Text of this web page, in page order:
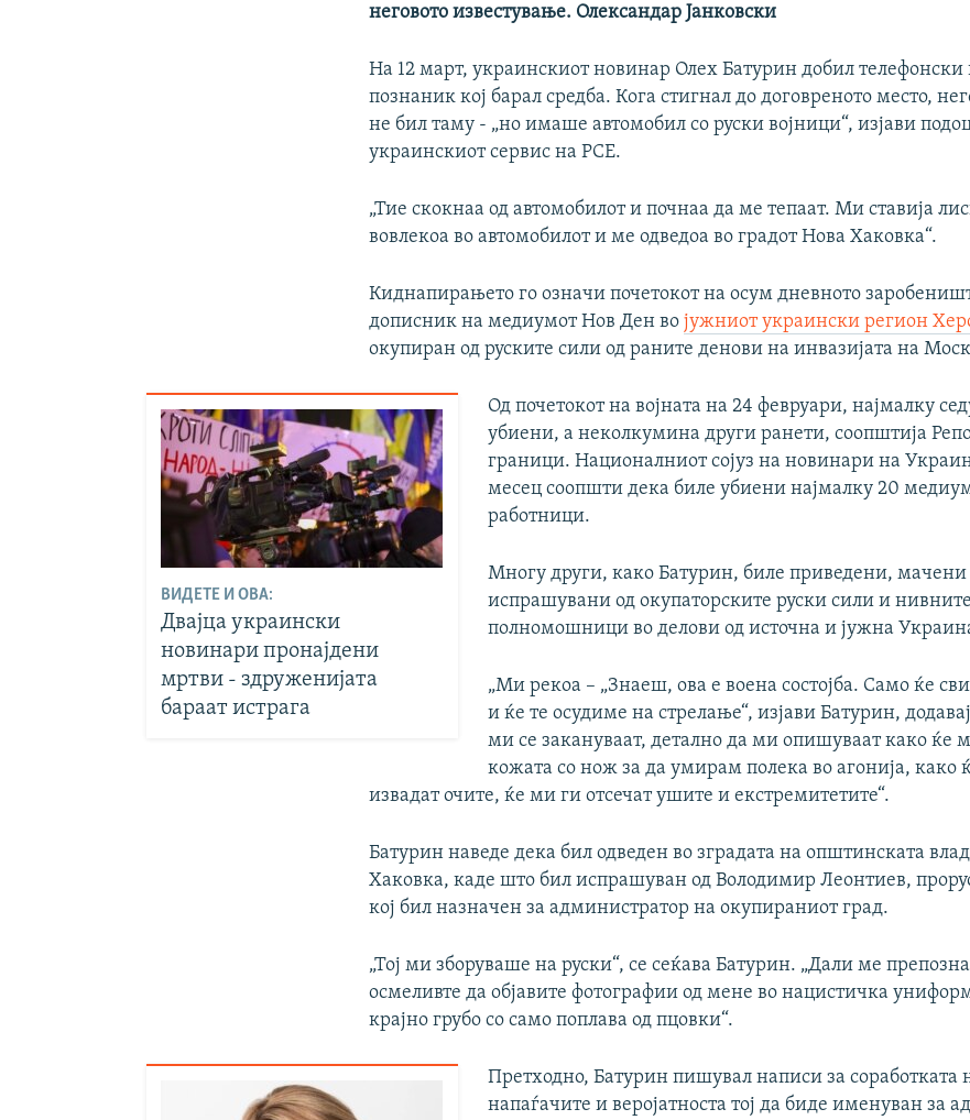
неговото известување. Олександар Јанковски
На 12 март, украинскиот новинар Олех Батурин добил телефонски
познаник кој барал средба. Кога стигнал до договреното место,
не бил таму - „но имаше автомобил со руски војници“, изјави
украинскиот сервис на РСЕ.
„Тие скокнаа од автомобилот и почнаа да ме тепаат. Ми ставија
вовлекоа во автомобилот и ме одведоа во градот Нова Хаковка“.
Киднапирањето го означи почетокот на осум дневното
дописник на медиумот Нов Ден војужниот украински регион
окупиран од руските сили од раните денови на инвазијата на
ВИДЕТЕ И ОВА:
Двајца украински
новинари пронајдени
мртви - здруженијата
бараат истрага
Од почетокот на војната на 24 февруари, најмалку
убиени, а неколкумина други ранети, соопштија
граници. Националниот сојуз на новинари на
месец соопшти дека биле убиени најмалку 20
работници.
Многу други, како Батурин, биле приведени,
испрашувани од окупаторските руски сили и нивните
полномошници во делови од источна и јужна
„Ми рекоа – „Знаеш, ова е воена состојба. Само ќе
и ќе те осудиме на стрелање“, изјави Батурин,
ми се закануваат, детално да ми опишуваат како ќе
кожата со нож за да умирам полека во агонија, како
извадат очите, ќе ми ги отсечат ушите и екстремитетите“.
Батурин наведе дека бил одведен во зградата на општинската
Хаковка, каде што бил испрашуван од Володимир Леонтиев,
кој бил назначен за администратор на окупираниот град.
„Тој ми зборуваше на руски“, се сеќава Батурин. „Дали ме
осмеливте да објавите фотографии од мене во нацистичка
крајно грубо со само поплава од пцовки“.
Претходно, Батурин пишувал написи за соработката
напаѓачите и веројатноста тој да биде именуван за